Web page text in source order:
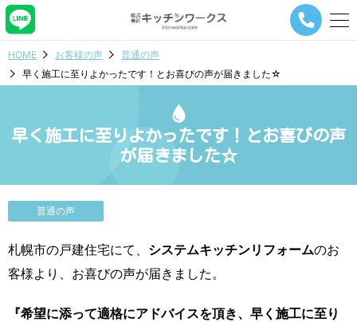
メ
ナ
ー
シ
ボ
HOME お客様の声
普通の声
早く施工に至りよかったです！とお喜びの声が届きました☆
早く施工に至りよかったです！とお喜びの声
が届きました☆
普通の声
札幌市の戸建住宅にて、 システムキッチンリフォームのお
客様より、お喜びの声が届きました。
『希望に添って適格にアドバイスを頂き、早く施工に至り